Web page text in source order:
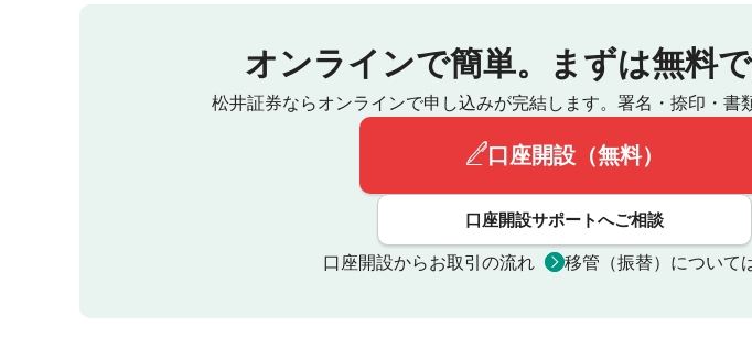
オンラインで簡単。 まずは無料
松井証券ならオンラインで申し込みが完結します。 署名・捺印・書
口座開設（無料）
口座開設サポートへご相談
口座開設からお取引の流れ 移管（振替）について